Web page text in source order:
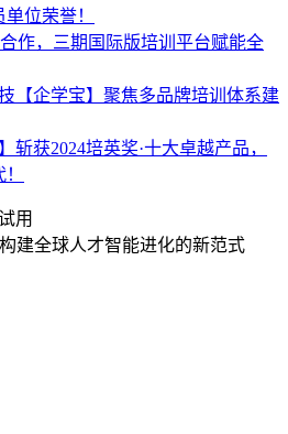
位荣誉！
作，三期国际版培训平台赋能全
【企学宝】聚焦多品牌培训体系建
斩获2024培英奖·十大卓越产品，
用
建全球人才智能进化的新范式